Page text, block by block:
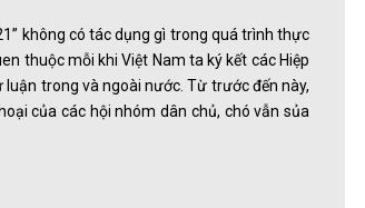
không có tác dụng gì trong quá trình thực
thuộc mỗi khi Việt Nam ta ký kết các Hiệp
trong và ngoài nước. Từ trước đến này,
của các hội nhóm dân chủ, chó vẫn sủa